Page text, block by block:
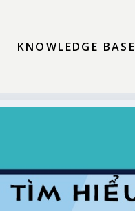
KNOWLEDGE BASE